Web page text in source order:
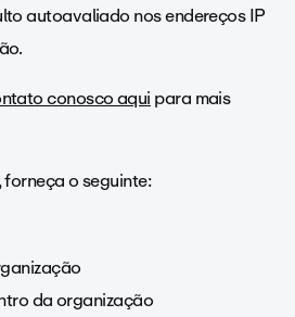
autoavaliado nos endereços IP
conosco aquipara mais
o seguinte:
da organização